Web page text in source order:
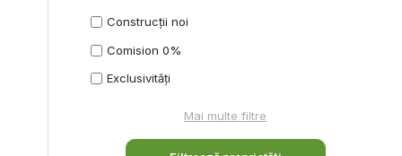
Construcții noi
Comision 0%
Exclusivități
Mai multe filtre